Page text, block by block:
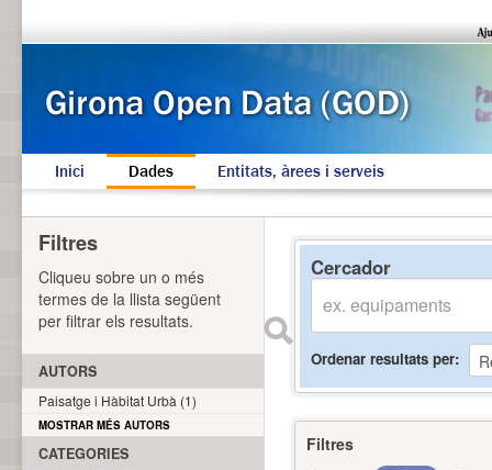
Inici Dades Entitats, àrees i serveis
Cercador
Ordenar resultats per
Filtres
Filtres
Cliqueu sobre un o més
termes de la llista següent
per filtrar els resultats.
AUTORS
Paisatge i Hàbitat Urbà (1)
MOSTRAR MÉS AUTORS
CATEGORIES